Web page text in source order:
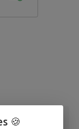
🍪